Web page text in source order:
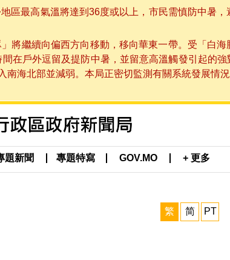
區最高氣溫將達到36度或以上，市民需慎防中暑
將繼續向偏西方向移動，移向華東一帶。受「白
在戶外逗留及提防中暑，並留意高溫觸發引起的
南海北部並減弱。本局正密切監測有關系統發展情
題新聞 專題特寫 GOV.MO + 更多
繁 简 PT